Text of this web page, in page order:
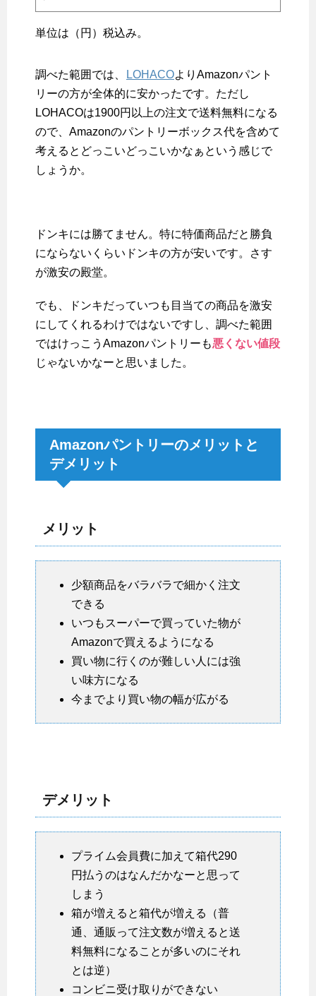
単位は（円）税込み。
調べた範囲では、 LOHACOよりAmazonパント
リーの方が全体的に安かったです。ただし
LOHACOは1900円以上の注文で送料無料になる
ので、Amazonのパントリーボックス代を含めて
考えるとどっこいどっこいかなぁという感じで
しょうか。
ドンキには勝てません。特に特価商品だと勝負
にならないくらいドンキの方が安いです。さす
が激安の殿堂。
でも、ドンキだっていつも目当ての商品を激安
にしてくれるわけではないですし、調べた範囲
ではけっこうAmazonパントリーも悪くない値段
じゃないかなーと思いました。
Amazonパントリーのメリットと
デメリット
メリット
少額商品をバラバラで細かく注文
できる
いつもスーパーで買っていた物が
Amazonで買えるようになる
買い物に行くのが難しい人には強
い味方になる
今までより買い物の幅が広がる
デメリット
プライム会員費に加えて箱代290
円払うのはなんだかなーと思って
しまう
箱が増えると箱代が増える（普
通、通販って注文数が増えると送
料無料になることが多いのにそれ
とは逆）
コンビニ受け取りができない